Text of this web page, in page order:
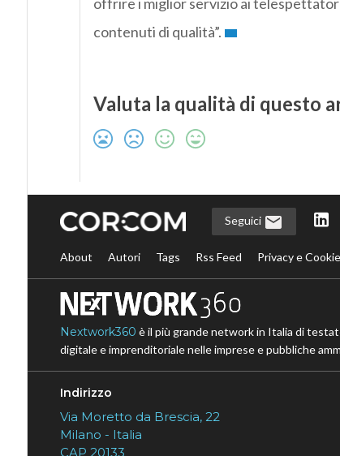
contenuti di qualità”.
Valuta la qualità di questo
Seguici
About Autori Tags Rss Feed Privacy e
Nextwork360 è il più grande network in Italia di
digitale e imprenditoriale nelle imprese e pubbliche
Indirizzo
Via Moretto da Brescia, 22
Milano - Italia
CAP 20133